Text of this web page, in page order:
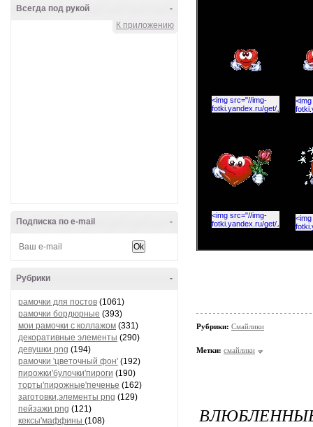
-
Всегда под рукой
К приложению
-
Подписка по e-mail
-
Рубрики
рамочки для постов (1061)
рамочки бордюрные (393)
мои рамочки с коллажом (331)
декоративные элементы (290)
девушки png (194)
рамочки 'цветочный фон' (192)
пирожки'булочки'пироги (190)
торты'пирожные'печенье (162)
заготовки,элементы png (129)
пейзажи png (121)
кексы'маффины (108)
Рубрики: Смайлики
Метки: смайлики